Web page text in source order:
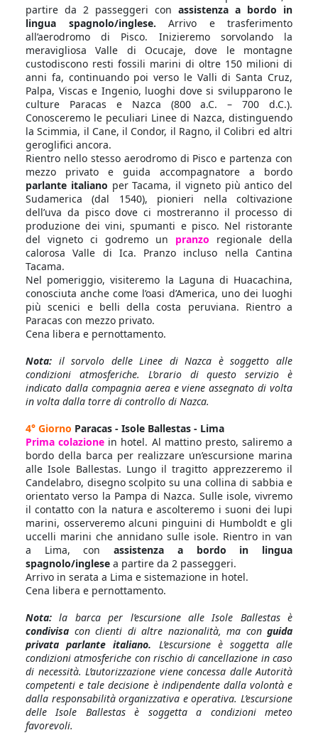
partire da 2 passeggeri con assistenza a bordo in
lingua spagnolo/inglese. Arrivo e trasferimento
all’aerodromo di Pisco. Inizieremo sorvolando la
meravigliosa Valle di Ocucaje, dove le montagne
custodiscono resti fossili marini di oltre 150 milioni di
anni fa, continuando poi verso le Valli di Santa Cruz,
Palpa, Viscas e Ingenio, luoghi dove si svilupparono le
culture Paracas e Nazca (800 a.C. – 700 d.C.).
Conosceremo le peculiari Linee di Nazca, distinguendo
la Scimmia, il Cane, il Condor, il Ragno, il Colibri ed altri
geroglifici ancora.
Rientro nello stesso aerodromo di Pisco e partenza con
mezzo privato e guida accompagnatore a bordo
parlante italiano per Tacama, il vigneto più antico del
Sudamerica (dal 1540), pionieri nella coltivazione
dell’uva da pisco dove ci mostreranno il processo di
produzione dei vini, spumanti e pisco. Nel ristorante
del vigneto ci godremo un pranzo regionale della
calorosa Valle di Ica. Pranzo incluso nella Cantina
Tacama.
Nel pomeriggio, visiteremo la Laguna di Huacachina,
conosciuta anche come l’oasi d’America, uno dei luoghi
più scenici e belli della costa peruviana. Rientro a
Paracas con mezzo privato.
Cena libera e pernottamento.
Nota: il sorvolo delle Linee di Nazca è soggetto alle
condizioni atmosferiche. L’orario di questo servizio è
indicato dalla compagnia aerea e viene assegnato di volta
in volta dalla torre di controllo di Nazca.
4° Giorno Paracas - Isole Ballestas - Lima
Prima colazione in hotel. Al mattino presto, saliremo a
bordo della barca per realizzare un’escursione marina
alle Isole Ballestas. Lungo il tragitto apprezzeremo il
Candelabro, disegno scolpito su una collina di sabbia e
orientato verso la Pampa di Nazca. Sulle isole, vivremo
il contatto con la natura e ascolteremo i suoni dei lupi
marini, osserveremo alcuni pinguini di Humboldt e gli
uccelli marini che annidano sulle isole. Rientro in van
a Lima, conassistenza a bordo in lingua
spagnolo/inglese a partire da 2 passeggeri.
Arrivo in serata a Lima e sistemazione in hotel.
Cena libera e pernottamento.
Nota: la barca per l’escursione alle Isole Ballestas è
condivisa con clienti di altre nazionalità, ma con guida
privata parlante italiano. L’escursione è soggetta alle
condizioni atmosferiche con rischio di cancellazione in caso
di necessità. L’autorizzazione viene concessa dalle Autorità
competenti e tale decisione è indipendente dalla volontà e
dalla responsabilità organizzativa e operativa. L’escursione
delle Isole Ballestas è soggetta a condizioni meteo
favorevoli.